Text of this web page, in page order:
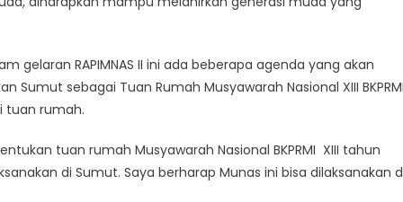
gelaran RAPIMNAS II ini ada beberapa agenda yang akan
sebagai Tuan Rumah Musyawarah Nasional XIII
tuan rumah.
tuan rumah Musyawarah Nasional BKPRMI XIII tahun
di Sumut. Saya berharap Munas ini bisa dilaksanakan